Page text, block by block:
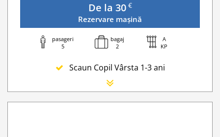
De la 30 €
Rezervare mașină
pasageri
5
bagaj
2
A
KP
Scaun Copil Vârsta 1-3 ani
Scaun Nou-nascut